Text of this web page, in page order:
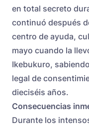
en total secreto
continuó después
centro de ayuda,
mayo cuando la
Ikebukuro,
legal de
dieciséis años.
Consecuencias
Durante los